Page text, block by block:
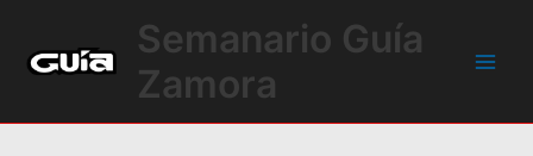
contenido
Semanario Guía
Zamora